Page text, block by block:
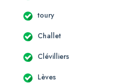
toury
Challet
Clévilliers
Lèves